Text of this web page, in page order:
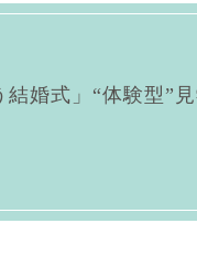
結婚式」“体験型”